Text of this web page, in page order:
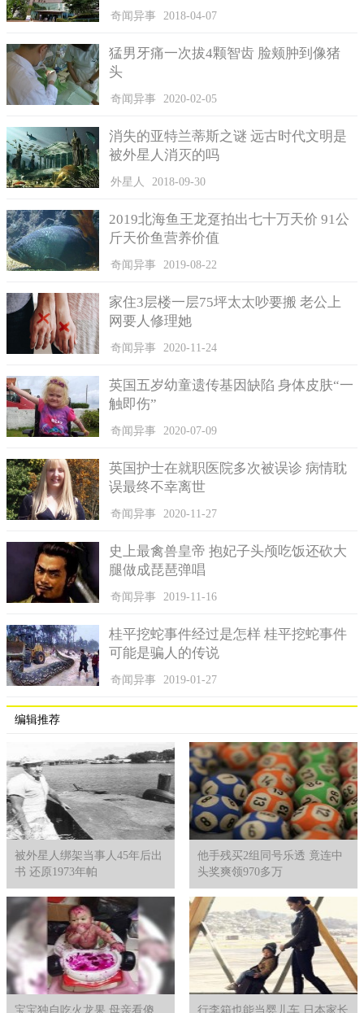
原PO因为作业做了鸡的标本。
再把剩余黏在骨头上的肉拔出，抽它的骨髓，晾干它，再来就是
经历最困难的组装，整整花费了他一个月的时间。且组装的过程
是最辛苦的，戴着塑胶手套要防止快干滴到手套上，导致手套黏
液，不然喷下去直接灼热感上升。
其中最困难之处就是鸡脖子，他X的超难组，这真的是我第一
次这么讨厌鸡欸！结果最后教给教授，对方还失手把腿部弄断，
要弄出它的阿！这可是我的生物作业。
照片曝光后，网友全跪了，纷纷留言超强大的阿、这一定要
赞、现在学生不好当阿、超屌！我只能做到把它啃干净而已、可
以当捡骨师了、厉害....我只会组模型而已、司法单位需要你、太
专业了....、太厉害， 我只知道鸡翅好吃。
不少过来人也心有戚戚焉说以前我们就是要拼这个，软骨还
不能吃掉不然很难拼、组装过青蛙、我也做过耶、身为动物科学
系的这基本功夫啦、真的是一个让人抓狂的作业！还有解剖青蛙
也是各种厌世、上解剖学时的恶梦，自己嗑掉一只，还要小心翼
翼的把骨头啃干净，完整保留、也太怀念，以前我们是拼青蛙骨
头。
奇闻异事 2018-04-07
猛男牙痛一次拔4颗智齿 脸颊肿到像猪
头
奇闻异事 2020-02-05
消失的亚特兰蒂斯之谜 远古时代文明是
被外星人消灭的吗
外星人 2018-09-30
2019北海鱼王龙趸拍出七十万天价 91公
斤天价鱼营养价值
奇闻异事 2019-08-22
家住3层楼一层75坪太太吵要搬 老公上
网要人修理她
奇闻异事 2020-11-24
英国五岁幼童遗传基因缺陷 身体皮肤“一
触即伤”
奇闻异事 2020-07-09
英国护士在就职医院多次被误诊 病情耽
误最终不幸离世
奇闻异事 2020-11-27
史上最禽兽皇帝 抱妃子头颅吃饭还砍大
腿做成琵琶弹唱
奇闻异事 2019-11-16
桂平挖蛇事件经过是怎样 桂平挖蛇事件
可能是骗人的传说
奇闻异事 2019-01-27
编辑推荐
被外星人绑架当事人45年后出
书 还原1973年帕
他手残买2组同号乐透 竟连中
头奖爽领970多万
宝宝独自吃火龙果 母亲看傻 行李箱也能当婴儿车 日本家长